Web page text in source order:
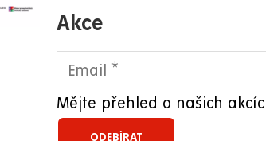
Akce
Mějte přehled o našich